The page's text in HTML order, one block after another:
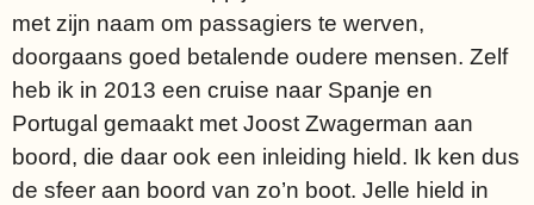
met zijn naam om passagiers te werven,
doorgaans goed betalende oudere mensen. Zelf
heb ik in 2013 een cruise naar Spanje en
Portugal gemaakt met Joost Zwagerman aan
boord, die daar ook een inleiding hield. Ik ken dus
de sfeer aan boord van zo’n boot. Jelle hield in